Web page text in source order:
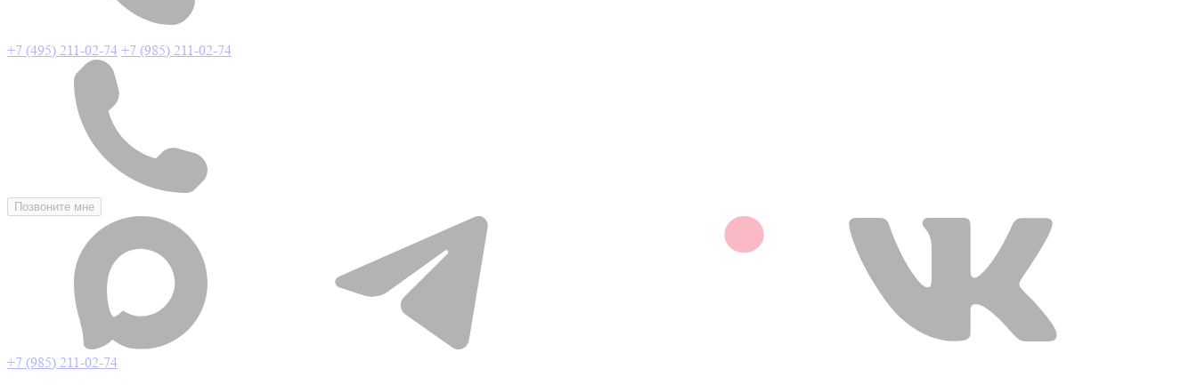
+7 (495) 211-02-74 +7 (985) 211-02-74
Позвоните мне
+7 (985) 211-02-74